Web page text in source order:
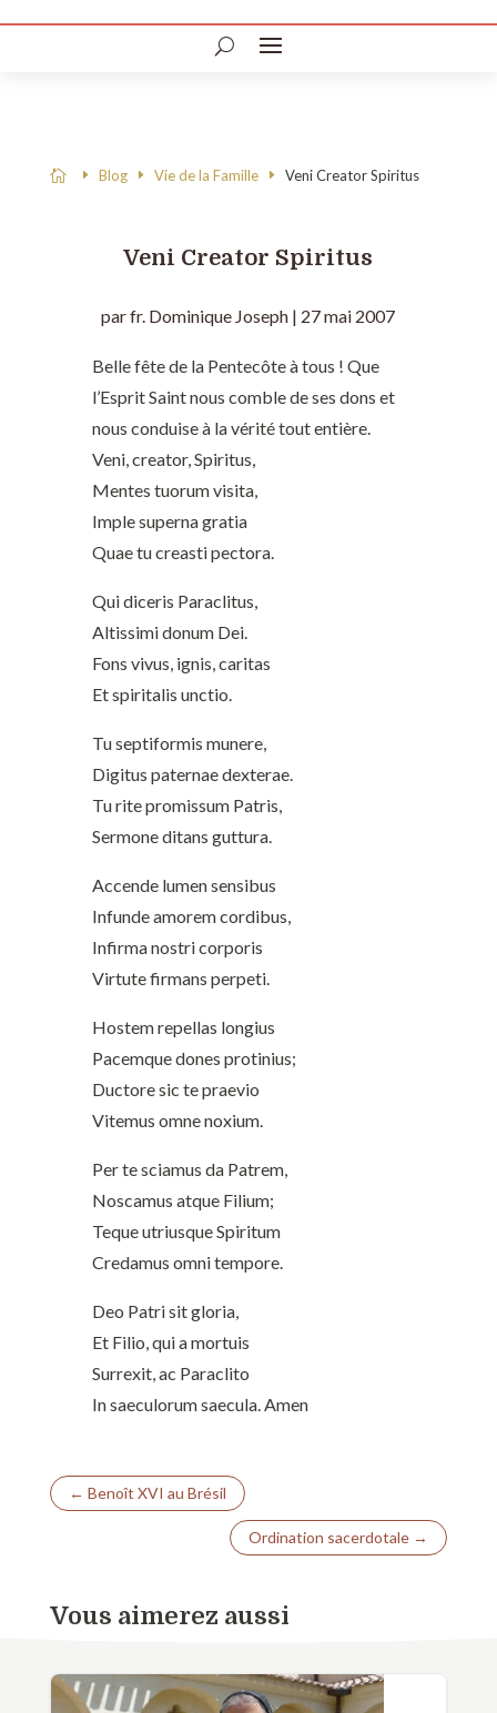
 Blog Vie de la Famille Veni Creator Spiritus
Veni Creator Spiritus
parfr. Dominique Joseph | 27 mai 2007
Belle fête de la Pentecôte à tous ! Que
l’Esprit Saint nous comble de ses dons et
nous conduise à la vérité tout entière.
Veni, creator, Spiritus,
Mentes tuorum visita,
Imple superna gratia
Quae tu creasti pectora.
Qui diceris Paraclitus,
Altissimi donum Dei.
Fons vivus, ignis, caritas
Et spiritalis unctio.
Tu septiformis munere,
Digitus paternae dexterae.
Tu rite promissum Patris,
Sermone ditans guttura.
Accende lumen sensibus
Infunde amorem cordibus,
Infirma nostri corporis
Virtute firmans perpeti.
Hostem repellas longius
Pacemque dones protinius;
Ductore sic te praevio
Vitemus omne noxium.
Per te sciamus da Patrem,
Noscamus atque Filium;
Teque utriusque Spiritum
Credamus omni tempore.
Deo Patri sit gloria,
Et Filio, qui a mortuis
Surrexit, ac Paraclito
In saeculorum saecula. Amen
← Benoît XVI au Brésil
Ordination sacerdotale →
Vous aimerez aussi